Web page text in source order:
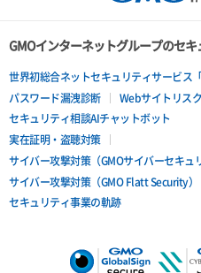
GMOインターネットグループのセ
世界初総合ネットセキュリティサービス
パスワード漏洩診断
Webサイトリス
セキュリティ相談AIチャットボット
実在証明・盗聴対策
サイバー攻撃対策（GMOサイバーセキュ
サイバー攻撃対策（GMO Flatt Security）
セキュリティ事業の軌跡